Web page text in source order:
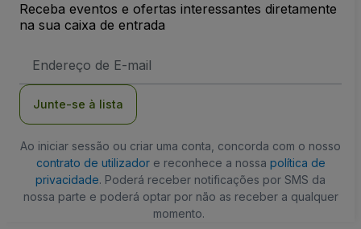
Receba eventos e ofertas interessantes diretamente
na sua caixa de entrada
de
Junte-se à lista
Ao iniciar sessão ou criar uma conta, concorda com o nosso
contrato de utilizadore reconhece a nossa política de
privacidade. Poderá receber notificações por SMS da
nossa parte e poderá optar por não as receber a qualquer
momento.